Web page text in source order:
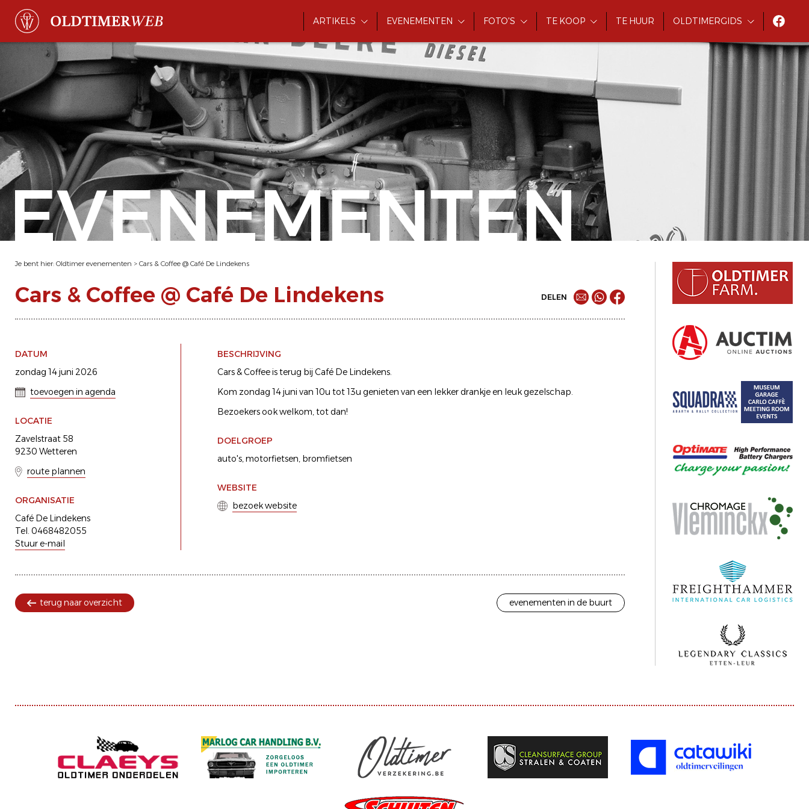
ARTIKELS EVENEMENTEN FOTO'S TE KOOP TE HUUR OLDTIMERGIDS
EVENEMENTEN
Je bent hier: Oldtimer evenementen > Cars & Coffee @ Café De Lindekens
Cars & Coffee @ Café De Lindekens DELEN
DATUM
zondag 14 juni 2026
toevoegen in agenda
LOCATIE
Zavelstraat 58
9230 Wetteren
route plannen
ORGANISATIE
Café De Lindekens
Tel. 0468482055
Stuur e-mail
BESCHRIJVING
Cars & Coffee is terug bij Café De Lindekens.
Kom zondag 14 juni van 10u tot 13u genieten van een lekker drankje en leuk gezelschap.
Bezoekers ook welkom, tot dan!
DOELGROEP
auto's motorfietsen bromfietsen
WEBSITE
bezoek website
terug naar overzicht evenementen in de buurt